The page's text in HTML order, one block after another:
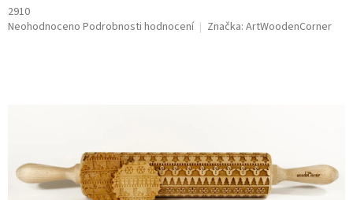
2910
Průměrné
Neohodnoceno Podrobnosti hodnocení Značka: ArtWoodenCorner